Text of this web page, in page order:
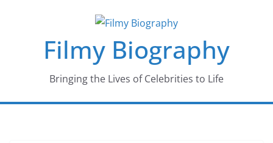
Filmy Biography
Bringing the Lives of Celebrities to Life